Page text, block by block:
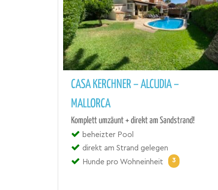
CASA KERCHNER – ALCUDIA –
MALLORCA
Komplett umzäunt + direkt am Sandstrand!
beheizter Pool
direkt am Strand gelegen
Hunde pro Wohneinheit
3